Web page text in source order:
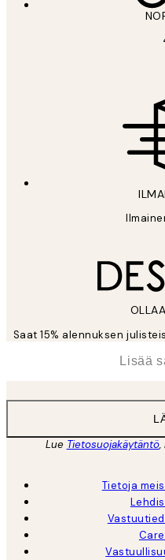
Saat 15% alennuksen
Lue Tietosuojakäytäntö,
Tietoja